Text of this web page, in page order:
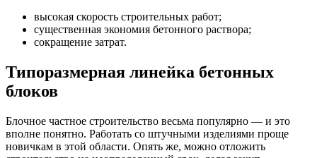
высокая скорость строительных работ;
существенная экономия бетонного раствора;
сокращение затрат.
Типоразмерная линейка бетонных
блоков
Блочное частное строительство весьма популярно — и это
вполне понятно. Работать со штучными изделиями проще
новичкам в этой области. Опять же, можно отложить